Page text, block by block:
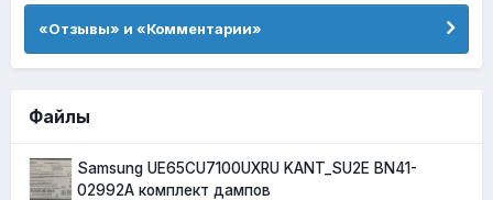
«Отзывы» и «Комментарии»
Файлы
Samsung UE65CU7100UXRU KANT_SU2E BN41-
02992A комплект дампов